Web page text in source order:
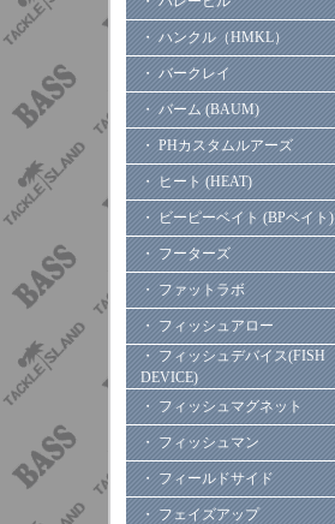
・ ハンクル（HMKL）
・ バークレイ
・ バーム (BAUM)
・ PHカスタムルアーズ
・ ヒート (HEAT)
・ ビーピーベイト (BPベイト)
・ フーターズ
・ ファットラボ
・ フィッシュアロー
・ フィッシュデバイス(FISH
DEVICE)
・ フィッシュマグネット
・ フィッシュマン
・ フィールドサイド
・ フェイズアップ